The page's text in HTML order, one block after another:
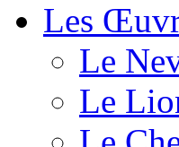
Les
Le
Le